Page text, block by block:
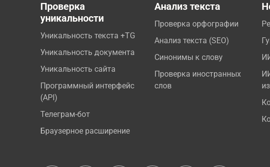
Проверка
уникальности
Уникальность текста +TG
Уникальность документа
Уникальность сайта
Программный интерфейс
(API)
Телеграм-бот
Браузерное расширение
Анализ текста
Проверка орфографии
Анализ текста (SEO)
Синонимы к слову
Проверка иностранных
слов